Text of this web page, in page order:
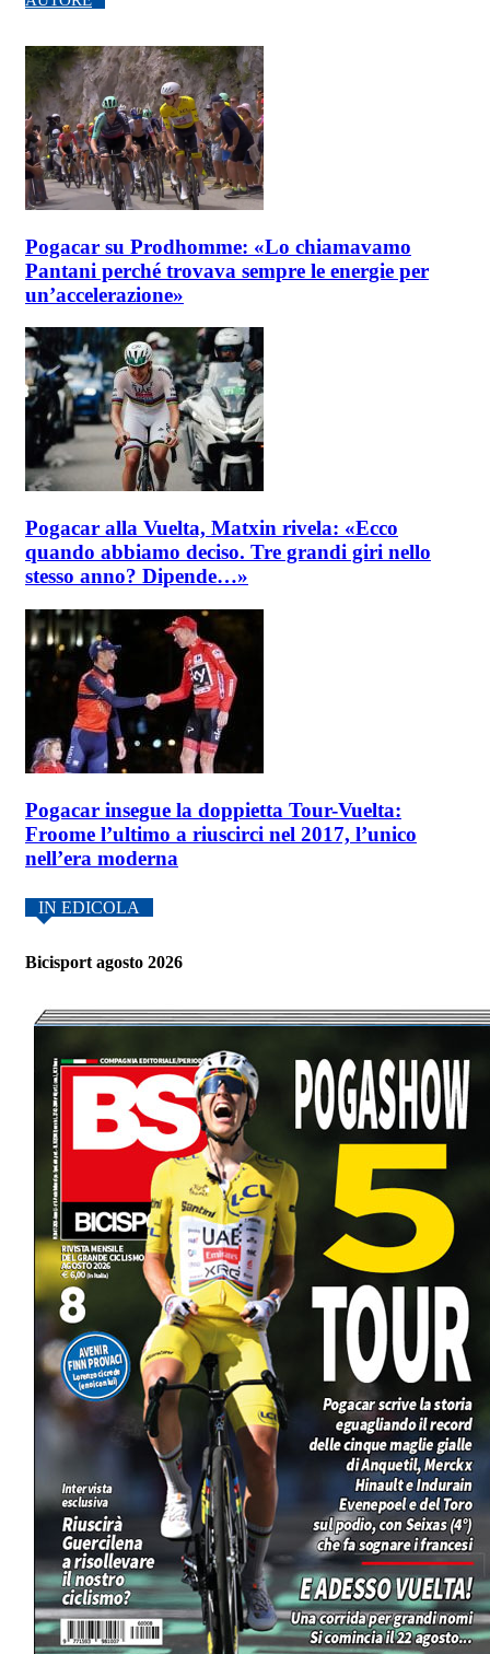
Pogacar su Prodhomme: «Lo chiamavamo
Pantani perché trovava sempre le energie per
un’accelerazione»
Pogacar alla Vuelta, Matxin rivela: «Ecco
quando abbiamo deciso. Tre grandi giri nello
stesso anno? Dipende…»
Pogacar insegue la doppietta Tour-Vuelta:
Froome l’ultimo a riuscirci nel 2017, l’unico
nell’era moderna
IN EDICOLA
Bicisport agosto 2026